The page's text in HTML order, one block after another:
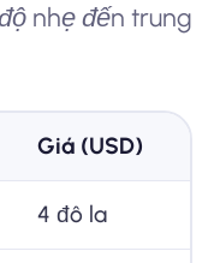
nhẹ đến trung
Giá (USD)
4 đô la